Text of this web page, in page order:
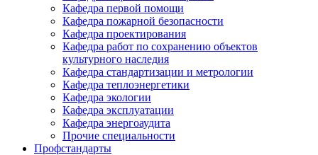
Кафедра первой помощи
Кафедра пожарной безопасности
Кафедра проектирования
Кафедра работ по сохранению объектов
культурного наследия
Кафедра стандартизации и метрологии
Кафедра теплоэнергетики
Кафедра экологии
Кафедра эксплуатации
Кафедра энергоаудита
Прочие специальности
Профстандарты